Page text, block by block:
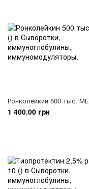
Ронколейкин 500 тыс. МЕ
1 400.00 грн